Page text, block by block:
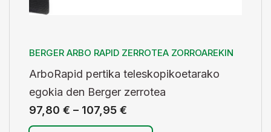
BERGER ARBO RAPID ZERROTEA ZORROAREKIN
ArboRapid pertika teleskopikoetarako
egokia den Berger zerrotea
97,80 € – 107,95 €